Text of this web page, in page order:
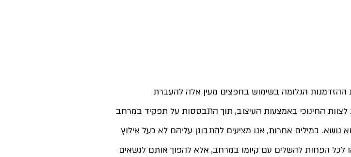
ההזדמנות הגלומה בשימוש בחפצים מעין אלה להעברת
לצוות החינוכי באמצעות העיצוב, תוך התבססות על תפקיד במרחב
נושא. במילים אחרות, אנו מציעים להתבונן עליהם לא כעל אילוץ
לכל הפחות להשלים עם קיומו במרחב, אלא להפוך אותם לנשאים